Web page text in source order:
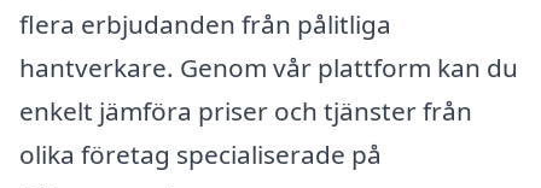
flera erbjudanden från pålitliga
hantverkare. Genom vår plattform kan du
enkelt jämföra priser och tjänster från
olika företag specialiserade på